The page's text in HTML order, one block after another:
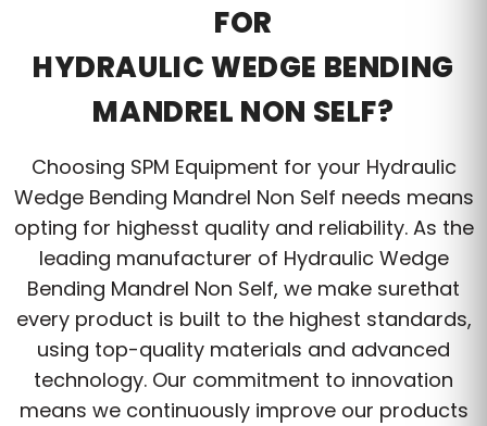
FOR
HYDRAULIC WEDGE BENDING
MANDREL NON SELF?
Choosing SPM Equipment for your Hydraulic
Wedge Bending Mandrel Non Self needs means
opting for highesst quality and reliability. As the
leading manufacturer of Hydraulic Wedge
Bending Mandrel Non Self, we make surethat
every product is built to the highest standards,
using top-quality materials and advanced
technology. Our commitment to innovation
means we continuously improve our products